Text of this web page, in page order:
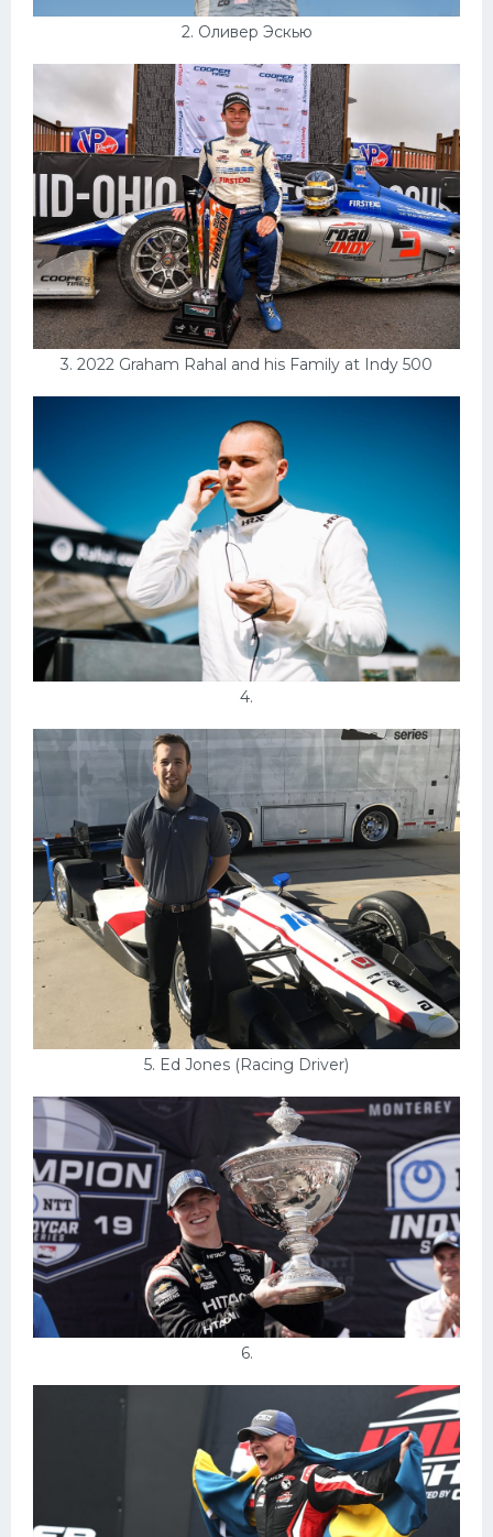
2. Оливер Эскью
3. 2022 Graham Rahal and his Family at Indy 500
4.
5. Ed Jones (Racing Driver)
6.